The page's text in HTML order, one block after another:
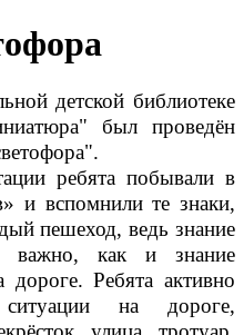
детской библиотеке
был проведён
ребята побывали в
и вспомнили те знаки,
пешеход, ведь знание
важно, как и знание
дороге. Ребята активно
на дороге,